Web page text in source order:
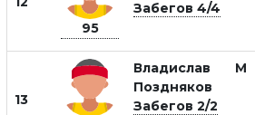
95
Забегов 4/4
13
Владислав
Поздняков
Забегов 2/2
М